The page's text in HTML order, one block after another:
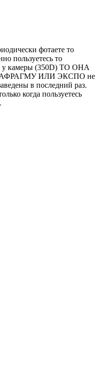
фотаете то
пользуетесь то
у камеры (350D) ТО ОНА
ИЛИ ЭКСПО не
в последний раз.
когда пользуетесь